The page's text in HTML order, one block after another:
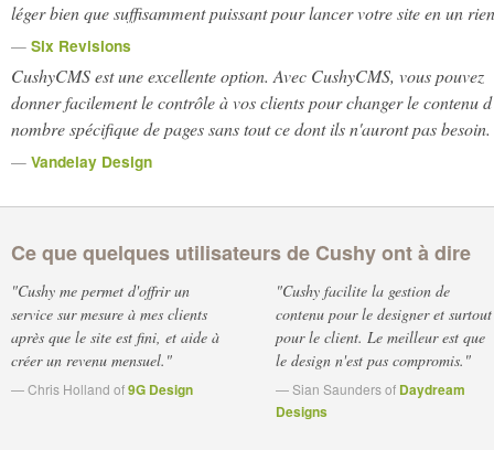
léger bien que suffisamment puissant pour lancer votre site en un
— Six Revisions
CushyCMS est une excellente option. Avec CushyCMS, vous pouvez
donner facilement le contrôle à vos clients pour changer le contenu
nombre spécifique de pages sans tout ce dont ils n'auront pas besoin.
— Vandelay Design
Ce que quelques utilisateurs de Cushy ont à dire
"Cushy me permet d'offrir un
service sur mesure à mes clients
après que le site est fini, et aide à
créer un revenu mensuel."
— Chris Holland of9G Design
"Cushy facilite la gestion de
contenu pour le designer et surtout
pour le client. Le meilleur est que
le design n'est pas compromis."
— Sian Saunders of Daydream
Designs